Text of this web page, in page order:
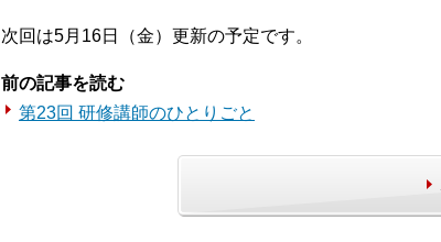
次回は5月16日（金）更新の予定です。
前の記事を読む
第23回 研修講師のひとりごと